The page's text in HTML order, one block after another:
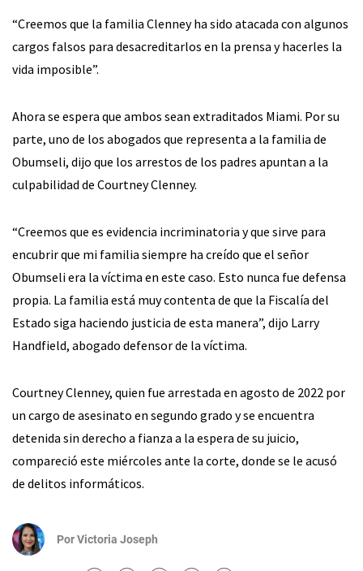
“Creemos que la familia Clenney ha sido atacada con algunos
cargos falsos para desacreditarlos en la prensa y hacerles la
vida imposible”.
Ahora se espera que ambos sean extraditados Miami. Por su
parte, uno de los abogados que representa a la familia de
Obumseli, dijo que los arrestos de los padres apuntan a la
culpabilidad de Courtney Clenney.
“Creemos que es evidencia incriminatoria y que sirve para
encubrir que mi familia siempre ha creído que el señor
Obumseli era la víctima en este caso. Esto nunca fue defensa
propia. La familia está muy contenta de que la Fiscalía del
Estado siga haciendo justicia de esta manera”, dijo Larry
Handfield, abogado defensor de la víctima.
Courtney Clenney, quien fue arrestada en agosto de 2022 por
un cargo de asesinato en segundo grado y se encuentra
detenida sin derecho a fianza a la espera de su juicio,
compareció este miércoles ante la corte, donde se le acusó
de delitos informáticos.
PorVictoria Joseph